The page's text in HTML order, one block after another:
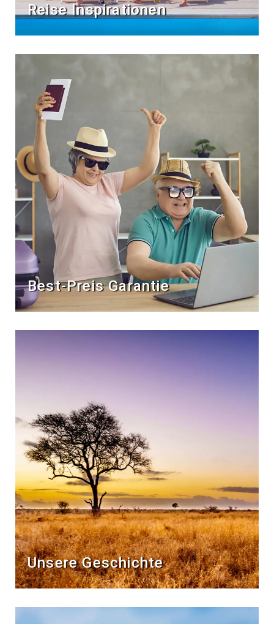
Reise Inspirationen
Best-Preis Garantie
Unsere Geschichte